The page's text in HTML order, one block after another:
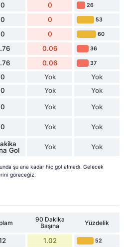
0 0 26
0 0 53
0 0 60
0.06 36
0.06 37
0 Yok Yok
0 Yok Yok
0 Yok Yok
0 Yok Yok
Gol
Yok Yok
şu ana kadar hiç gol atmadı. Gelecek
göreceğiz.
90 Dakika
Başına
Yüzdelik
1.02 52